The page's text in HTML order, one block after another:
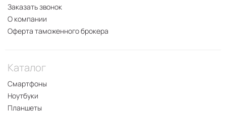
Заказать звонок
О компании
Оферта таможенного брокера
Каталог
Смартфоны
Ноутбуки
Планшеты